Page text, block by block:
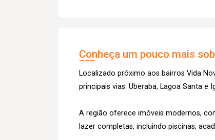
Conheça um pouco mais
Localizado próximo aos bairros Vida
principais vias: Uberaba, Lagoa Santa e
A região oferece imóveis modernos,
lazer completas, incluindo piscinas,